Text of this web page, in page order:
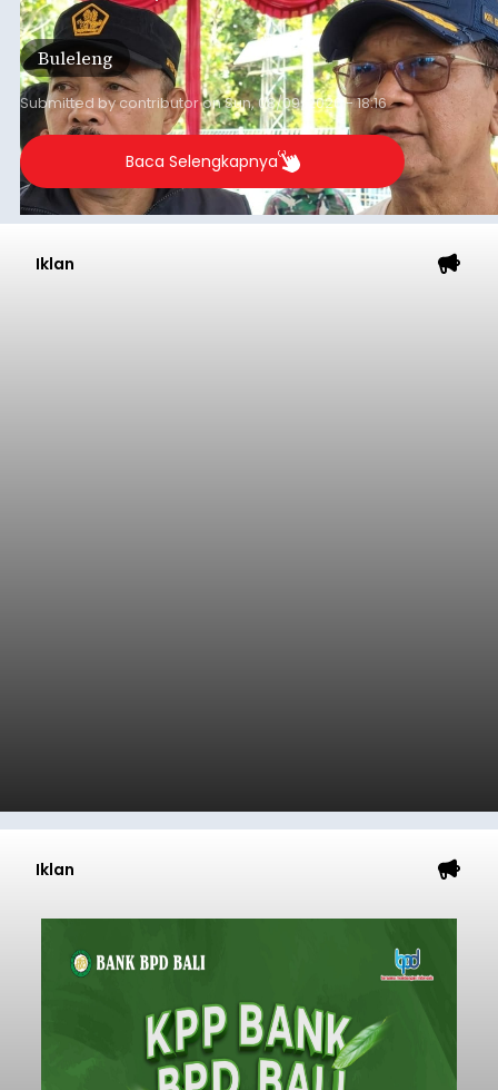
persoalan yang masih dihadapi masyarakat. Dari
jalan desa yang rusak hingga potensi pertanian
yang belum optimal, semuanya menjadi
perhatian pemerintah daerah.
Buleleng
Submitted bycontributoronSun, 08/09/2026 - 18:16
Baca Selengkapnya
Iklan
Iklan